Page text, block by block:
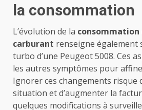
la consommation
L’évolution de la consommation
carburant renseigne également
turbo d’une Peugeot 5008. Ces
les autres symptômes pour
Ignorer ces changements risque
situation et d’augmenter la
quelques modifications à